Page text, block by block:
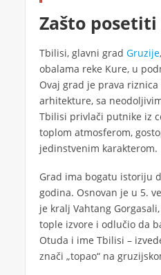
Zašto
Tbilisi, glavni grad Gruzije
obalama reke Kure, u
Ovaj grad je prava
arhitekture, sa
Tbilisi privlači putnike iz
toplom atmosferom,
jedinstvenim karakterom.
Grad ima bogatu istoriju
godina. Osnovan je u 5.
je kralj Vahtang
tople izvore i odlučio da
Otuda i ime Tbilisi –
znači „topao“ na